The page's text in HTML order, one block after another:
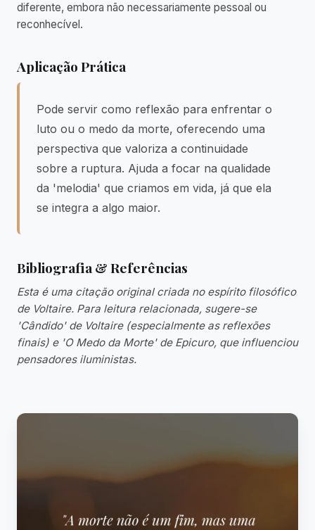
diferente, embora não necessariamente pessoal ou
reconhecível.
Aplicação Prática
Pode servir como reflexão para enfrentar o
luto ou o medo da morte, oferecendo uma
perspectiva que valoriza a continuidade
sobre a ruptura. Ajuda a focar na qualidade
da 'melodia' que criamos em vida, já que ela
se integra a algo maior.
Bibliografia & Referências
Esta é uma citação original criada no espírito filosófico
de Voltaire. Para leitura relacionada, sugere-se
'Cândido' de Voltaire (especialmente as reflexões
finais) e 'O Medo da Morte' de Epicuro, que influenciou
pensadores iluministas.